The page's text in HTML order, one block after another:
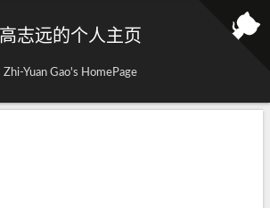
高志远的个人主页
Zhi-Yuan Gao's HomePage